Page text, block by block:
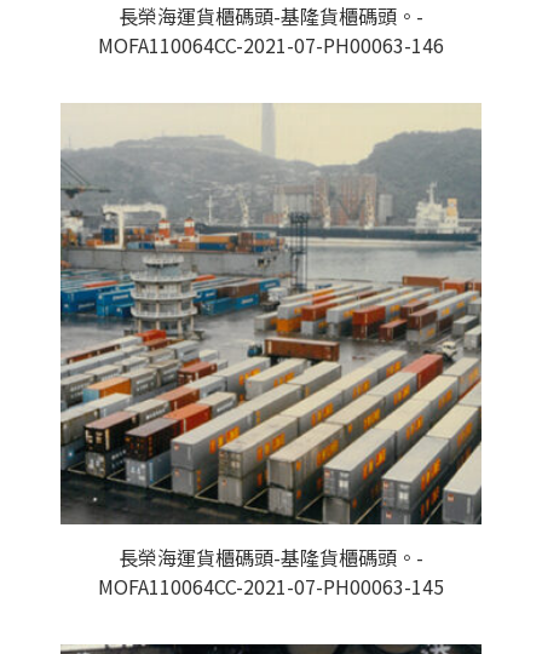
長榮海運貨櫃碼頭-基隆貨櫃碼頭。-
MOFA110064CC-2021-07-PH00063-146
長榮海運貨櫃碼頭-基隆貨櫃碼頭。-
MOFA110064CC-2021-07-PH00063-145